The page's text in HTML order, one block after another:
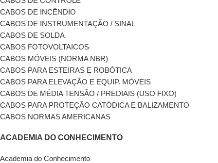
CABOS DE INCÊNDIO
CABOS DE INSTRUMENTAÇÃO / SINAL
CABOS DE SOLDA
CABOS FOTOVOLTAICOS
CABOS MÓVEIS (NORMA NBR)
CABOS PARA ESTEIRAS E ROBÓTICA
CABOS PARA ELEVAÇÃO E EQUIP. MÓVEIS
CABOS DE MÉDIA TENSÃO / PREDIAIS (USO FIXO)
CABOS PARA PROTEÇÃO CATÓDICA E BALIZAMENTO
CABOS NORMAS AMERICANAS
ACADEMIA DO CONHECIMENTO
Academia do Conhecimento